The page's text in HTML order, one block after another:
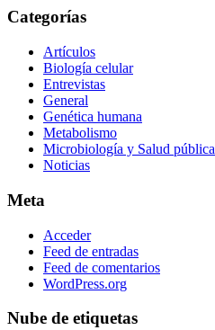
Categorías
Artículos
Biología celular
Entrevistas
General
Genética humana
Metabolismo
Microbiología y Salud pública
Noticias
Meta
Acceder
Feed de entradas
Feed de comentarios
WordPress.org
Nube de etiquetas